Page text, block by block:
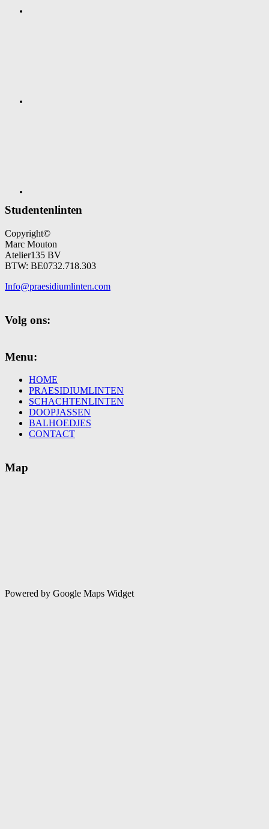
Studentenlinten
Copyright©
Marc Mouton
Atelier135 BV
BTW: BE0732.718.303
Info@praesidiumlinten.com
Volg ons:
Menu:
HOME
PRAESIDIUMLINTEN
SCHACHTENLINTEN
DOOPJASSEN
BALHOEDJES
CONTACT
Map
Powered by Google Maps Widget